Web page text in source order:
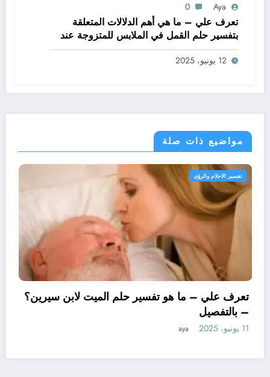
Aya
0
تعرف علي – ما هي أهم الدلالات المتعلقة
بتفسير حلم القمل في الملابس للمتزوجة عند
ابن سيرين؟ – بالتفصيل
12 يونيو، 2025
مواضيع ذات صلة
تعرف علي – ما هو
ابن سيرين لتفسير حلم